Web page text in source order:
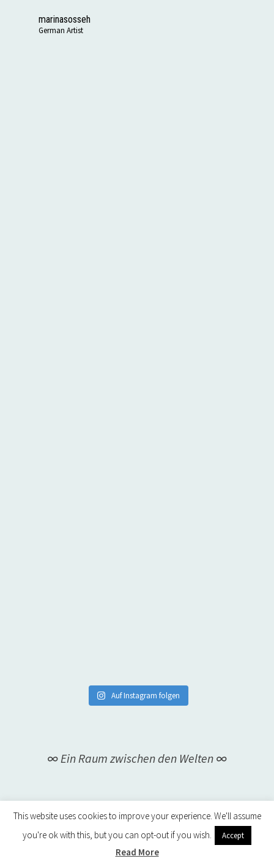
marinasosseh
German Artist
Auf Instagram folgen
∞ Ein Raum zwischen den Welten ∞
This website uses cookies to improve your experience. We'll assume
you're ok with this, but you can opt-out if you wish.
Accept
Read More